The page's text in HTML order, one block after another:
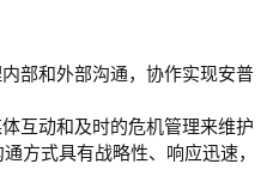
部和外部沟通，协作实现安普
互动和及时的危机管理来维护
方式具有战略性、响应迅速，